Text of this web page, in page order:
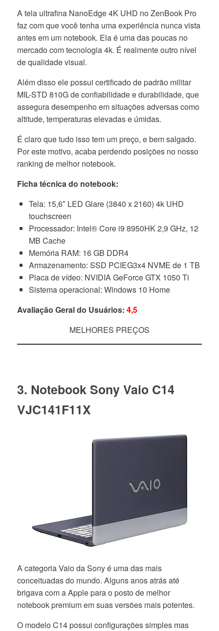
A tela ultrafina NanoEdge 4K UHD no ZenBook Pro
faz com que você tenha uma experiência nunca vista
antes em um notebook. Ela é uma das poucas no
mercado com tecnologia 4k. É realmente outro nível
de qualidade visual.
Além disso ele possui certificado de padrão militar
MIL-STD 810G de confiabilidade e durabilidade, que
assegura desempenho em situações adversas como
altitude, temperaturas elevadas e úmidas.
É claro que tudo isso tem um preço, e bem salgado.
Por este motivo, acaba perdendo posições no nosso
ranking de melhor notebook.
Ficha técnica do notebook:
Tela: 15,6″ LED Glare (3840 x 2160) 4k UHD
touchscreen
Processador: Intel® Core i9 8950HK 2,9 GHz, 12
MB Cache
Memória RAM: 16 GB DDR4
Armazenamento: SSD PCIEG3x4 NVME de 1 TB
Placa de vídeo: NVIDIA GeForce GTX 1050 Ti
Sistema operacional: Windows 10 Home
Avaliação Geral do Usuários: 4,5
MELHORES PREÇOS
3. Notebook Sony Vaio C14
VJC141F11X
A categoria Vaio da Sony é uma das mais
conceituadas do mundo. Alguns anos atrás até
brigava com a Apple para o posto de melhor
notebook premium em suas versões mais potentes.
O modelo C14 possui configurações simples mas